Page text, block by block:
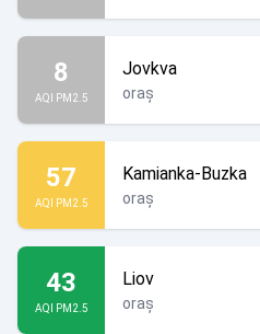
8
AQI PM2.5
Jovkva
oraș
57
AQI PM2.5
Kamianka-Buzka
oraș
43
AQI PM2.5
Liov
oraș